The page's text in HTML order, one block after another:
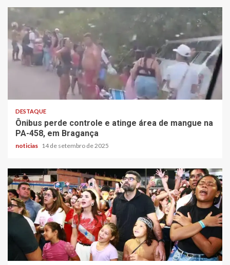
DESTAQUE
Ônibus perde controle e atinge área de mangue na
PA-458, em Bragança
noticias 14 de setembro de 2025